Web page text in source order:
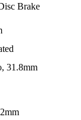
Brake
31.8mm